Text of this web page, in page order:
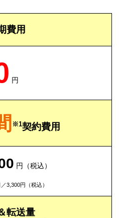
費用
円
※1契約費用
円（税込）
3,300円（税込）
転送量